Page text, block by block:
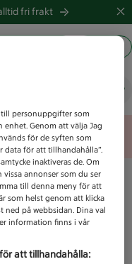
fri frakt
personuppgifter som
enhet. Genom att välja Jag
för de syften som
data för att tillhandahålla”.
inaktiveras de. Om
vissa annonser som du ser
till denna meny för att
som helst genom att klicka
ned på webbsidan. Dina val
information finns i vår
att tillhandahålla: